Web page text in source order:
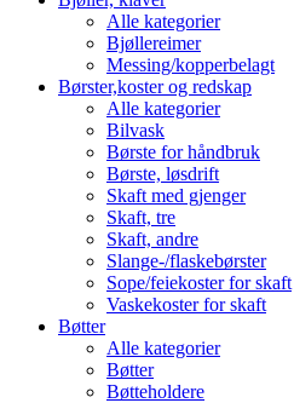
Alle kategorier
Bjøllereimer
Messing/kopperbelagt
Børster,koster og redskap
Alle kategorier
Bilvask
Børste for håndbruk
Børste, løsdrift
Skaft med gjenger
Skaft, tre
Skaft, andre
Slange-/flaskebørster
Sope/feiekoster for skaft
Vaskekoster for skaft
Bøtter
Alle kategorier
Bøtter
Bøtteholdere